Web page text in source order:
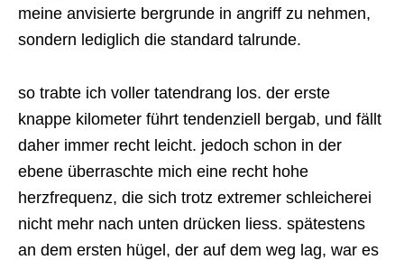
meine anvisierte bergrunde in angriff zu nehmen,
sondern lediglich die standard talrunde.
so trabte ich voller tatendrang los. der erste
knappe kilometer führt tendenziell bergab, und fällt
daher immer recht leicht. jedoch schon in der
ebene überraschte mich eine recht hohe
herzfrequenz, die sich trotz extremer schleicherei
nicht mehr nach unten drücken liess. spätestens
an dem ersten hügel, der auf dem weg lag, war es